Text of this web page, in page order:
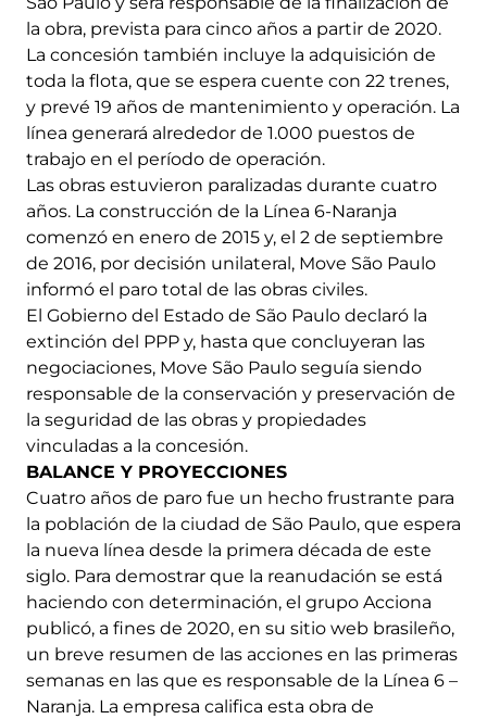
la obra, prevista para cinco años a partir de 2020.
La concesión también incluye la adquisición de
toda la flota, que se espera cuente con 22 trenes,
y prevé 19 años de mantenimiento y operación. La
línea generará alrededor de 1.000 puestos de
trabajo en el período de operación.
Las obras estuvieron paralizadas durante cuatro
años. La construcción de la Línea 6-Naranja
comenzó en enero de 2015 y, el 2 de septiembre
de 2016, por decisión unilateral, Move São Paulo
informó el paro total de las obras civiles.
El Gobierno del Estado de São Paulo declaró la
extinción del PPP y, hasta que concluyeran las
negociaciones, Move São Paulo seguía siendo
responsable de la conservación y preservación de
la seguridad de las obras y propiedades
vinculadas a la concesión.
BALANCE Y PROYECCIONES
Cuatro años de paro fue un hecho frustrante para
la población de la ciudad de São Paulo, que espera
la nueva línea desde la primera década de este
siglo. Para demostrar que la reanudación se está
haciendo con determinación, el grupo Acciona
publicó, a fines de 2020, en su sitio web brasileño,
un breve resumen de las acciones en las primeras
semanas en las que es responsable de la Línea 6 –
Naranja. La empresa califica esta obra de